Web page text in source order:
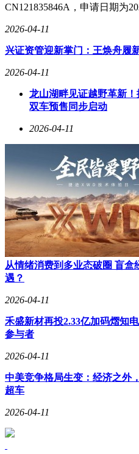
CN121835846A，申请日期为
2026-04-11
兴证资管迎新掌门：王焕舟履
2026-04-11
龙山湖畔见证越野革新
双车预售同步启动
2026-04-11
从情绪消费到多业态破圈 盲
遇？
2026-04-11
禾盛新材再投2.33亿加码熠知
参与者
2026-04-11
中美竞争格局生变：经济之外
超车
2026-04-11